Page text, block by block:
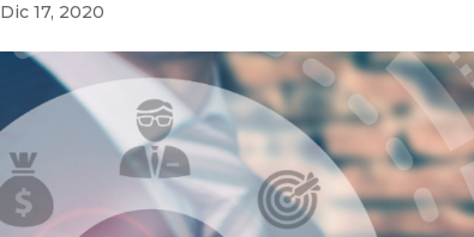
Dic 17, 2020